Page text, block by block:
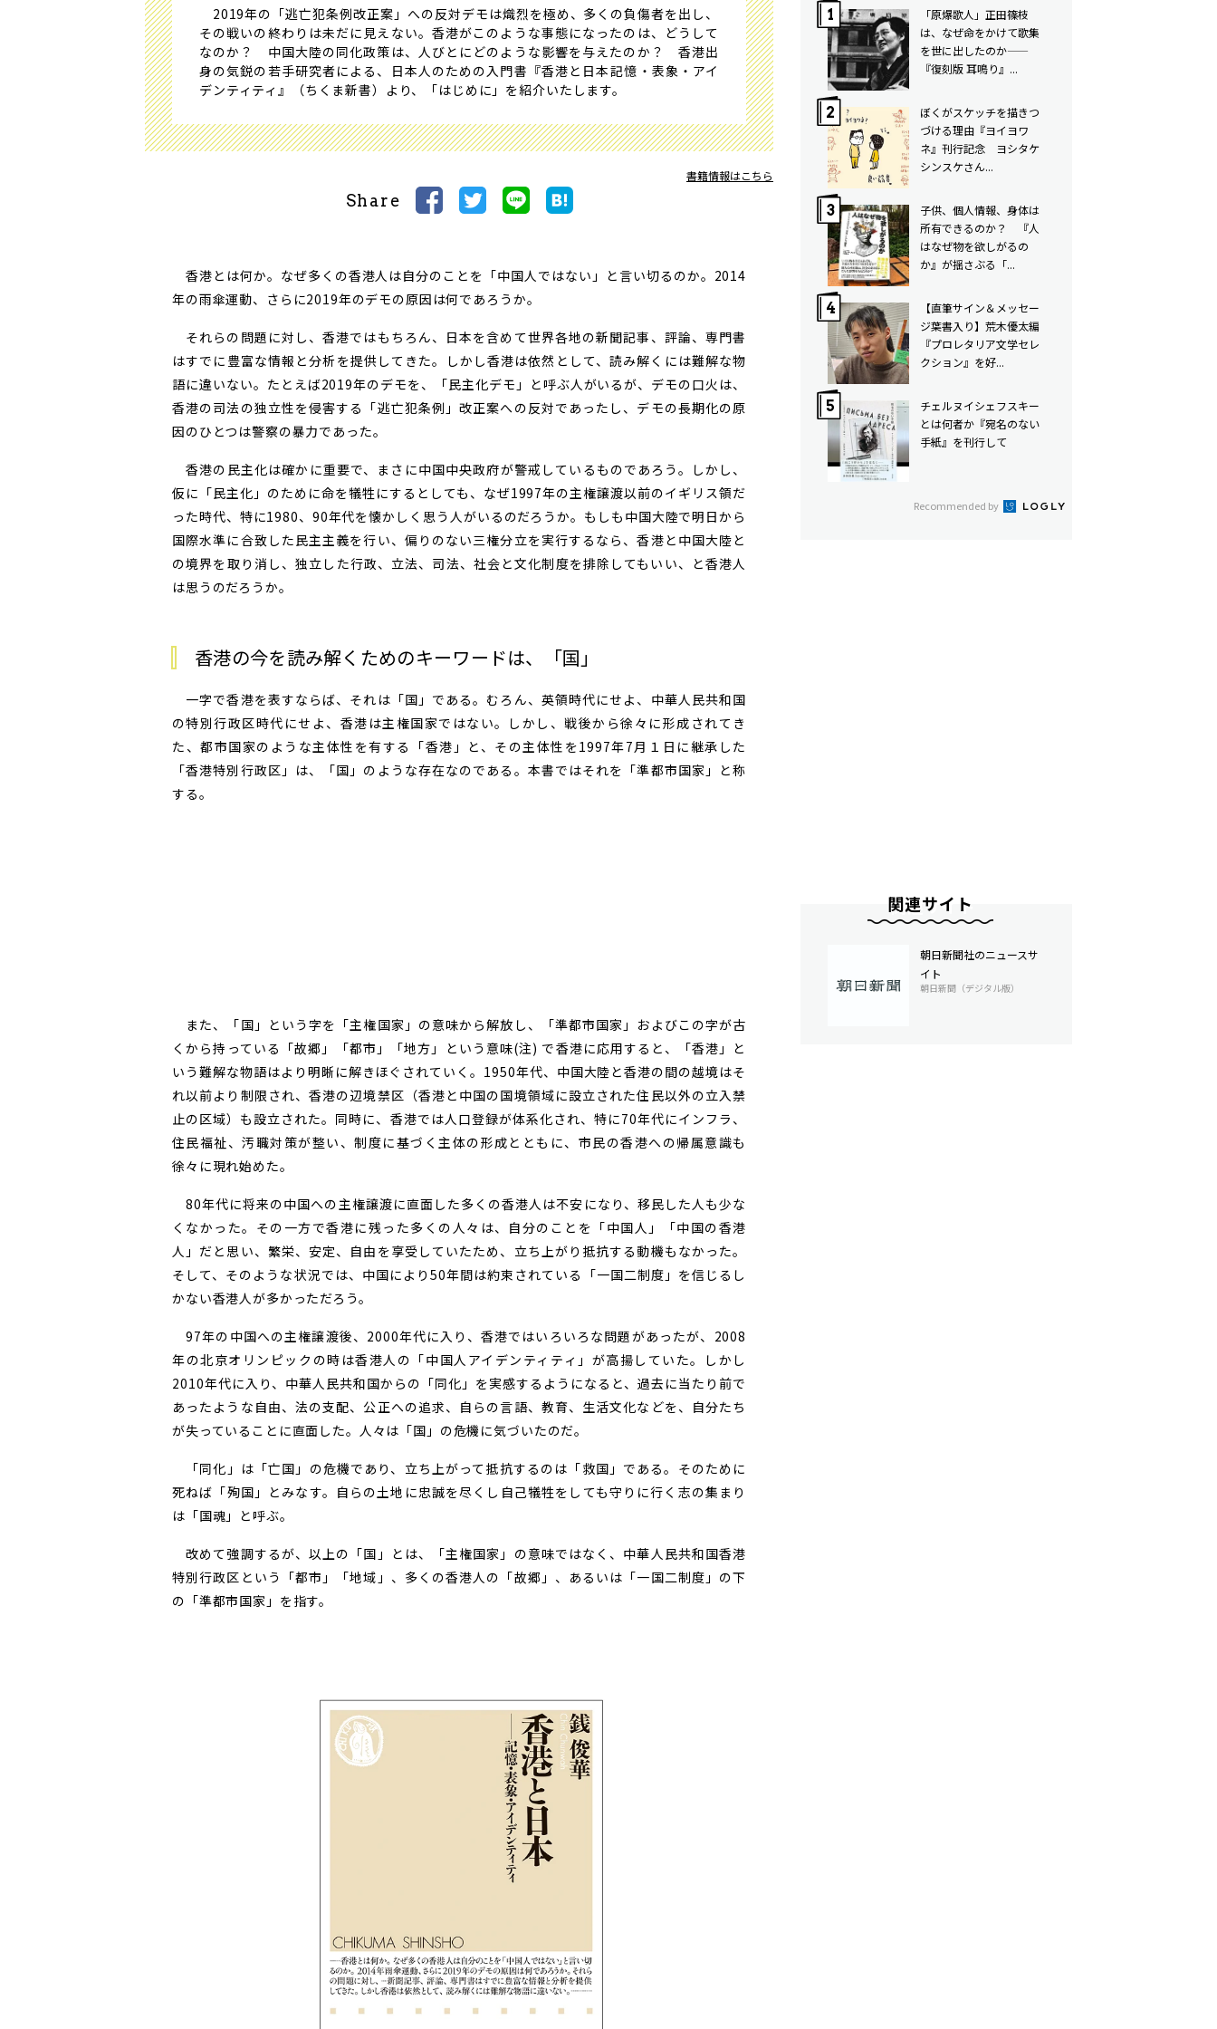
2019年の「逃亡犯条例改正案」への反対デモは熾烈を極め、多くの負傷者を出し、
その戦いの終わりは未だに見えない。香港がこのような事態になったのは、どうして
なのか？ 中国大陸の同化政策は、人びとにどのような影響を与えたのか？ 香港出
身の気鋭の若手研究者による、日本人のための入門書『香港と日本――記憶・表象・アイ
デンティティ』（ちくま新書）より、「はじめに」を紹介いたします。
書籍情報はこちら
Share
香港とは何か。なぜ多くの香港人は自分のことを「中国人ではない」と言い切るのか。2014
年の雨傘運動、さらに2019年のデモの原因は何であろうか。
それらの問題に対し、香港ではもちろん、日本を含めて世界各地の新聞記事、評論、専門書
はすでに豊富な情報と分析を提供してきた。しかし香港は依然として、読み解くには難解な物
語に違いない。たとえば2019年のデモを、「民主化デモ」と呼ぶ人がいるが、デモの口火は、
香港の司法の独立性を侵害する「逃亡犯条例」改正案への反対であったし、デモの長期化の原
因のひとつは警察の暴力であった。
香港の民主化は確かに重要で、まさに中国中央政府が警戒しているものであろう。しかし、
仮に「民主化」のために命を犠牲にするとしても、なぜ1997年の主権譲渡以前のイギリス領だ
った時代、特に1980、90年代を懐かしく思う人がいるのだろうか。もしも中国大陸で明日から
国際水準に合致した民主主義を行い、偏りのない三権分立を実行するなら、香港と中国大陸と
の境界を取り消し、独立した行政、立法、司法、社会と文化制度を排除してもいい、と香港人
は思うのだろうか。
香港の今を読み解くためのキーワードは、「国」
一字で香港を表すならば、それは「国」である。むろん、英領時代にせよ、中華人民共和国
の特別行政区時代にせよ、香港は主権国家ではない。しかし、戦後から徐々に形成されてき
た、都市国家のような主体性を有する「香港」と、その主体性を1997年7月１日に継承した
「香港特別行政区」は、「国」のような存在なのである。本書ではそれを「準都市国家」と称
する。
また、「国」という字を「主権国家」の意味から解放し、「準都市国家」およびこの字が古
くから持っている「故郷」「都市」「地方」という意味(注) で香港に応用すると、「香港」と
いう難解な物語はより明晰に解きほぐされていく。1950年代、中国大陸と香港の間の越境はそ
れ以前より制限され、香港の辺境禁区（香港と中国の国境領域に設立された住民以外の立入禁
止の区域）も設立された。同時に、香港では人口登録が体系化され、特に70年代にインフラ、
住民福祉、汚職対策が整い、制度に基づく主体の形成とともに、市民の香港への帰属意識も
徐々に現れ始めた。
80年代に将来の中国への主権譲渡に直面した多くの香港人は不安になり、移民した人も少な
くなかった。その一方で香港に残った多くの人々は、自分のことを「中国人」「中国の香港
人」だと思い、繁栄、安定、自由を享受していたため、立ち上がり抵抗する動機もなかった。
そして、そのような状況では、中国により50年間は約束されている「一国二制度」を信じるし
かない香港人が多かっただろう。
97年の中国への主権譲渡後、2000年代に入り、香港ではいろいろな問題があったが、2008
年の北京オリンピックの時は香港人の「中国人アイデンティティ」が高揚していた。しかし
2010年代に入り、中華人民共和国からの「同化」を実感するようになると、過去に当たり前で
あったような自由、法の支配、公正への追求、自らの言語、教育、生活文化などを、自分たち
が失っていることに直面した。人々は「国」の危機に気づいたのだ。
「同化」は「亡国」の危機であり、立ち上がって抵抗するのは「救国」である。そのために
死ねば「殉国」とみなす。自らの土地に忠誠を尽くし自己犠牲をしても守りに行く志の集まり
は「国魂」と呼ぶ。
改めて強調するが、以上の「国」とは、「主権国家」の意味ではなく、中華人民共和国香港
特別行政区という「都市」「地域」、多くの香港人の「故郷」、あるいは「一国二制度」の下
の「準都市国家」を指す。
「原爆歌人」正田篠枝
は、なぜ命をかけて歌集
を世に出したのか——
『復刻版 耳鳴り』...
ぼくがスケッチを描きつ
づける理由――『ヨイヨワ
ネ』刊行記念 ヨシタケ
シンスケさん...
子供、個人情報、身体は
所有できるのか？ 『人
はなぜ物を欲しがるの
か』が揺さぶる「...
【直筆サイン＆メッセー
ジ葉書入り】荒木優太編
『プロレタリア文学セレ
クション』を好...
チェルヌイシェフスキー
とは何者か――『宛名のない
手紙』を刊行して
Recommended by
関連サイト
朝日新聞社のニュースサ
イト
朝日新聞（デジタル版）